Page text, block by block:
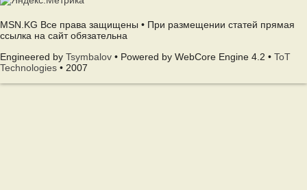
MSN.KG Все права защищены • При размещении статей прямая
ссылка на сайт обязательна
Engineered by Tsymbalov • Powered by WebCore Engine 4.2 • ToT
Technologies • 2007